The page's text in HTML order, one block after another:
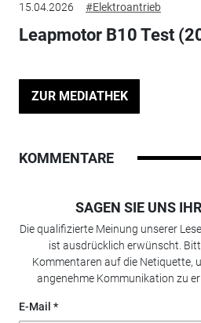
15.04.2026 #Elektroantrieb
Leapmotor B10 Test
ZUR MEDIATHEK
KOMMENTARE
SAGEN SIE UNS
Die qualifizierte Meinung unserer
ist ausdrücklich erwünscht.
Kommentaren auf die Netiquette,
angenehme Kommunikation zu
E-Mail